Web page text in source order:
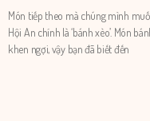
Món tiếp theo mà chúng mình
Hội An chính là ‘bánh xèo’. Món
khen ngợi, vậy bạn đã biết đến